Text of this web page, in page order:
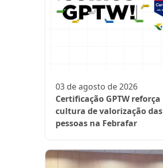
03 de agosto de 2026
Certificação GPTW reforça
cultura de valorização das
pessoas na Febrafar